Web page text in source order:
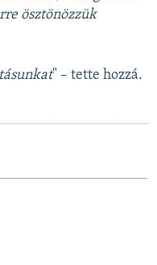
ösztönözzük
" – tette hozzá.